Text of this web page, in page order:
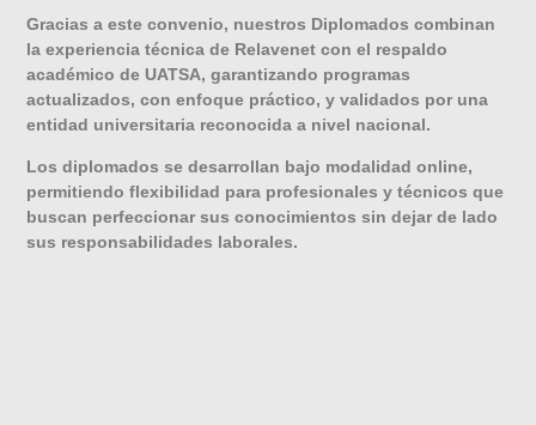
Gracias a este convenio, nuestros Diplomados combinan
la experiencia técnica de Relavenet con el respaldo
académico de UATSA, garantizando programas
actualizados, con enfoque práctico, y validados por una
entidad universitaria reconocida a nivel nacional.
Los diplomados se desarrollan bajo modalidad online,
permitiendo flexibilidad para profesionales y técnicos que
buscan perfeccionar sus conocimientos sin dejar de lado
sus responsabilidades laborales.